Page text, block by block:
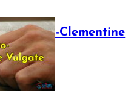
The Sixto-Clementine
Vulgate
July 12, 2025